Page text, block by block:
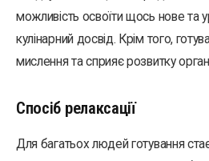
можливість освоїти щось нове та
кулінарний досвід. Крім того,
мислення та сприяє розвитку
Спосіб релаксації
Для багатьох людей готування